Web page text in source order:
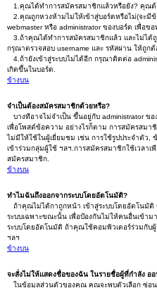
1.คุณได้ทำการสมัครสมาชิกแล้วหรือยัง? คุณต้
2.คุณถูกหวงห้ามไม่ให้เข้าสู่บอร์ดหรือไม่(จะมี
webmaster หรือ administrator ของบอร์ด เพื่อขอ
3.ถ้าคุณได้ทำการสมัครสมาชิกแล้ว และไม่ได้
กรุณาตรวจสอบ username และ รหัสผ่าน ให้ถูกต้
4.ถ้ายังเข้าสู่ระบบไม่ได้อีก กรุณาติดต่อ
เกิดขึ้นในบอร์ด.
ข้างบน
จำเป็นต้องสมัครสมาชิกด้วยหรือ?
บางทีอาจไม่จำเป็น ขึ้นอยู่กับ administrator
เพื่อโพสต์ข้อความ อย่างไรก็ตาม การสมัครสม
ไม่มีให้ใช้ในผู้เยี่ยมชม เช่น การใช้รูปประจำตัว
เข้าร่วมกลุ่มผู้ใช้ ฯลฯ.การสมัครสมาชิกใช้เวลา
สมัครสมาชิก.
ข้างบน
ทำไมฉันถึงออกจากระบบโดยอัตโนมัติ?
ถ้าคุณไม่ได้กาถูกหน้า เข้าสู่ระบบโดยอัตโนมัติ
ระบบเฉพาะขณะนั้น เพื่อป้องกันไม่ให้คนอื่นเข้า
ระบบโดยอัตโนมัติ ถ้าคุณใช้คอมพิวเตอร์ร่วมกับ
ฯลฯ
ข้างบน
จะสั่งไม่ให้แสดงชื่อของฉัน ในรายชื่อผู้ที่กำลัง ออ
ในข้อมูลส่วนตัวของคุณ คุณจะพบตัวเลือก ซ่อน